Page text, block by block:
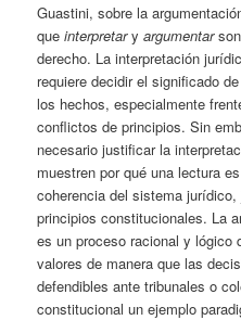
Guastini, sobre la
queinterpretaryargumentarson
derecho. La interpretación
requiere decidir el significado
los hechos, especialmente
conflictos de principios. Sin
necesario justificar la
muestren por qué una lectura
coherencia del sistema
principios constitucionales. La
es un proceso racional y lógico
valores de manera que las
defendibles ante tribunales o
constitucional un ejemplo